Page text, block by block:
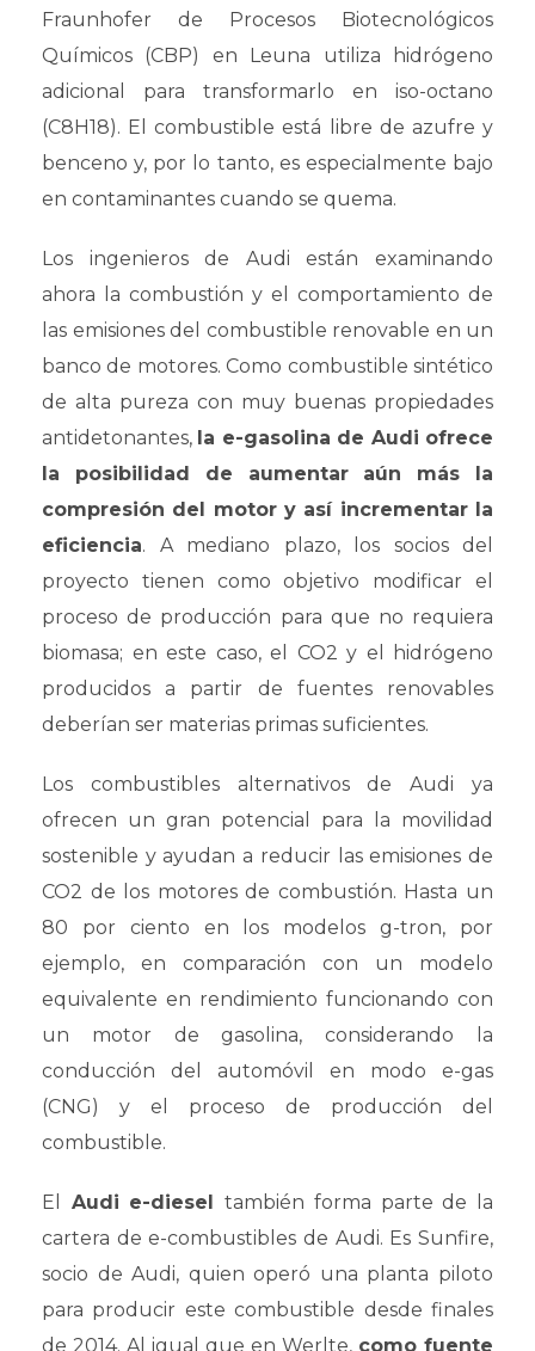
Fraunhofer de Procesos Biotecnológicos
Químicos (CBP) en Leuna utiliza hidrógeno
adicional para transformarlo en iso-octano
(C8H18). El combustible está libre de azufre y
benceno y, por lo tanto, es especialmente bajo
en contaminantes cuando se quema.
Los ingenieros de Audi están examinando
ahora la combustión y el comportamiento de
las emisiones del combustible renovable en un
banco de motores. Como combustible sintético
de alta pureza con muy buenas propiedades
antidetonantes, la e-gasolina de Audi ofrece
la posibilidad de aumentar aún más la
compresión del motor y así incrementar la
eficiencia. A mediano plazo, los socios del
proyecto tienen como objetivo modificar el
proceso de producción para que no requiera
biomasa; en este caso, el CO2 y el hidrógeno
producidos a partir de fuentes renovables
deberían ser materias primas suficientes.
Los combustibles alternativos de Audi ya
ofrecen un gran potencial para la movilidad
sostenible y ayudan a reducir las emisiones de
CO2 de los motores de combustión. Hasta un
80 por ciento en los modelos g-tron, por
ejemplo, en comparación con un modelo
equivalente en rendimiento funcionando con
un motor de gasolina, considerando la
conducción del automóvil en modo e-gas
(CNG) y el proceso de producción del
combustible.
El Audi e-dieseltambién forma parte de la
cartera de e-combustibles de Audi. Es Sunfire,
socio de Audi, quien operó una planta piloto
para producir este combustible desde finales
de 2014. Al igual que en Werlte, como fuente